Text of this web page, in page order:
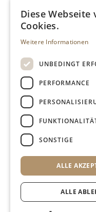
Diese Webseite
Cookies.
Weitere Informationen
UNBEDINGT
PERFORMANCE
SONSTIGE
ALLE
ALLE